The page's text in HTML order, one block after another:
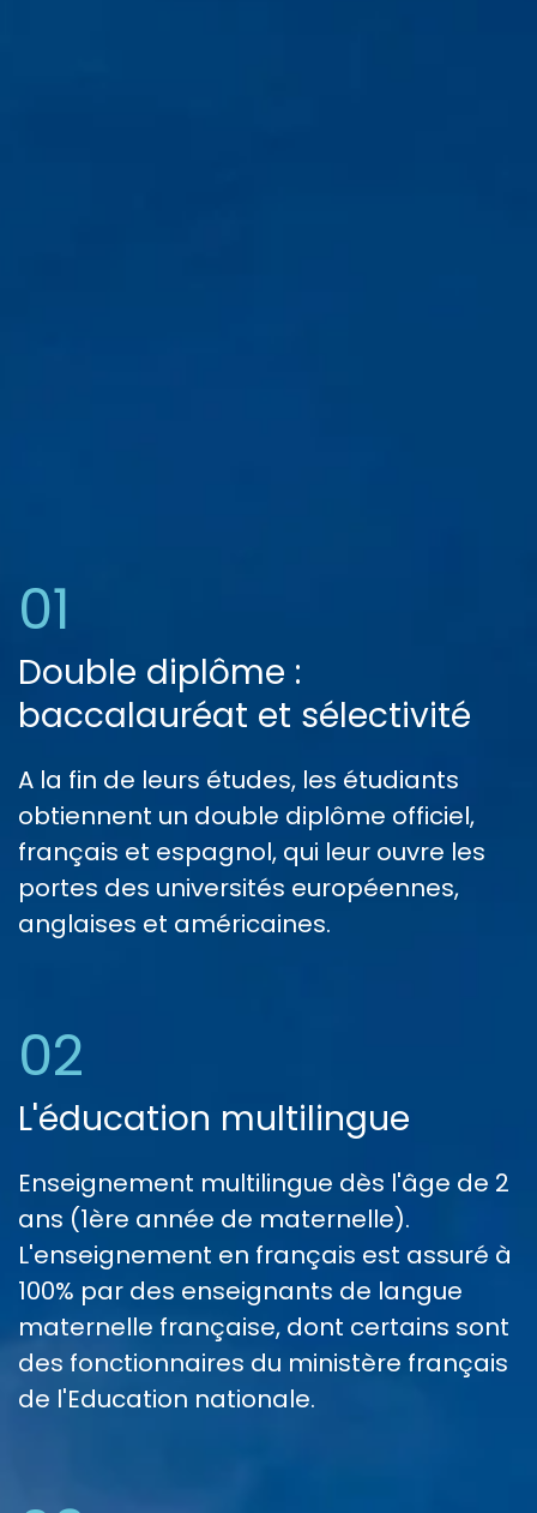
01
Double diplôme :
baccalauréat et sélectivité
A la fin de leurs études, les étudiants
obtiennent un double diplôme officiel,
français et espagnol, qui leur ouvre les
portes des universités européennes,
anglaises et américaines.
02
L'éducation multilingue
Enseignement multilingue dès l'âge de 2
ans (1ère année de maternelle).
L'enseignement en français est assuré à
100% par des enseignants de langue
maternelle française, dont certains sont
des fonctionnaires du ministère français
de l'Education nationale.